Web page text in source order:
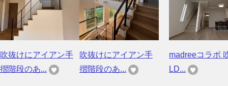
吹抜けにアイアン手
摺階段のあ...
吹抜けにアイアン手
摺階段のあ...
madreeコラボ
LD...